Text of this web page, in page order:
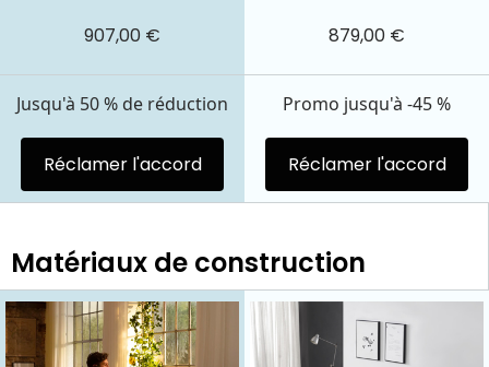
907,00 € 879,00 €
Jusqu'à 50 % de réduction
Réclamer l'accord
Promo jusqu'à -45 %
Réclamer l'accord
Matériaux de construction